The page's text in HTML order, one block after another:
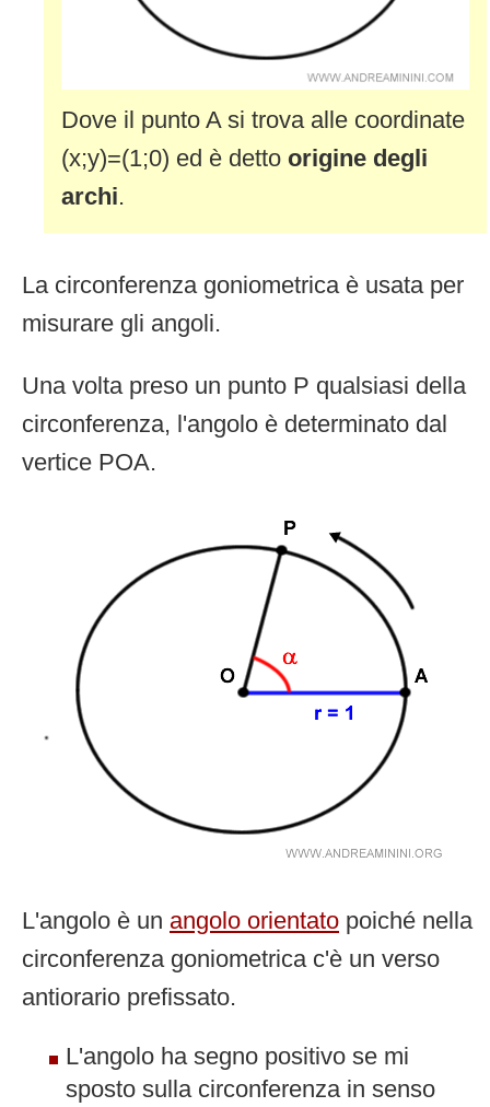
Dove il punto A si trova alle coordinate
(x;y)=(1;0) ed è detto origine degli
archi.
La circonferenza goniometrica è usata per
misurare gli angoli.
Una volta preso un punto P qualsiasi della
circonferenza, l'angolo è determinato dal
vertice POA.
L'angolo è un angolo orientato poiché nella
circonferenza goniometrica c'è un verso
antiorario prefissato.
L'angolo ha segno positivo se mi
sposto sulla circonferenza in senso